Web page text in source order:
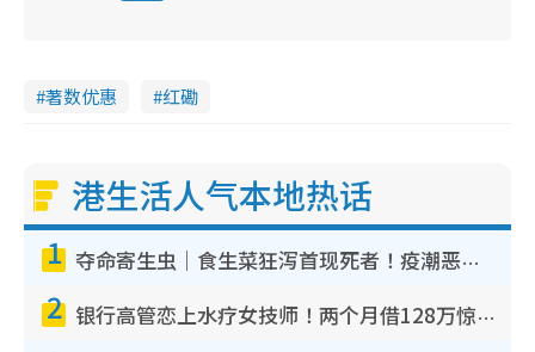
著数优惠 红磡
港生活人气本地热话
1 夺命寄生虫｜食生菜狂泻首现死者！疫潮恶化录1.8万宗病例 揭洗菜3大谬误
2 银行高管恋上水疗女技师！两个月借128万惊觉“沉船”沉落火海 揭背后疑似邪教操控卖淫